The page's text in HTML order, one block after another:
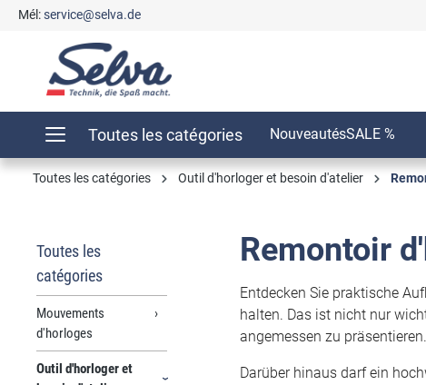
Passer à la navigation principale
Mél:service@selva.de
Toutes les catégories NouveautésSALE %
Toutes les catégories Outil d'horloger et besoin d'atelier
Toutes les
catégories
Mouvements
d'horloges
Outil d'horloger et
Remontoir
Entdecken Sie praktische
halten. Das ist nicht nur
angemessen zu präsentieren.
Darüber hinaus darf ein